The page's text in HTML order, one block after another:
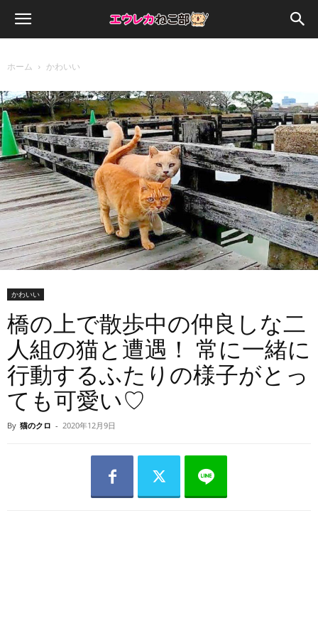
ホーム かわいい
かわいい
橋の上で散歩中の仲良しな二
人組の猫と遭遇！ 常に一緒に
行動するふたりの様子がとっ
ても可愛い♡
By 猫のクロ - 2020年12月9日